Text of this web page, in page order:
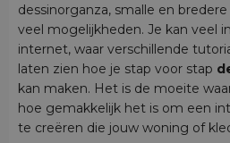
dessinorganza, smalle en
veel mogelijkheden. Je kan veel
internet, waar verschillende
laten zien hoe je stap voor stap
kan maken. Het is de moeite
hoe gemakkelijk het is om een
te creëren die jouw woning of